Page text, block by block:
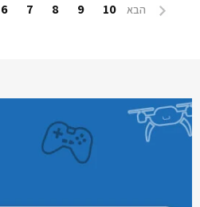
הבא 10
9
8
7
6